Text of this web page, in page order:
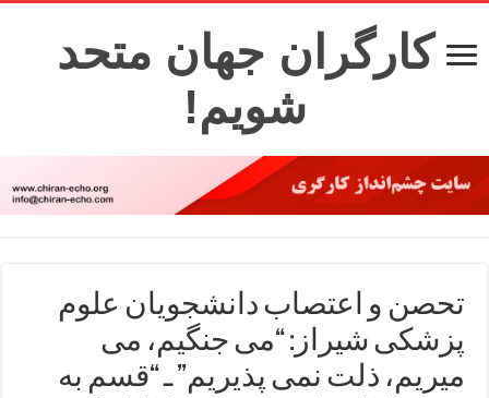
کارگران جهان متحد
شویم!
تحصن و اعتصاب دانشجویان علوم
پزشکی شیراز: “می جنگیم، می
میریم، ذلت نمی پذیریم” ـ “قسم به